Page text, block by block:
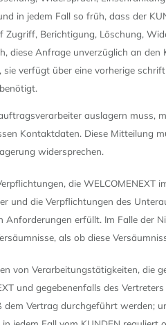
in jedem Fall so früh, dass der
Zugriff, Berichtigung, Löschung,
diese Anfrage unverzüglich an
verfügt über eine vorherige
auslagern
Kontaktdaten. Diese Mitteilung
widersprechen.
die
und die Verpflichtungen des
erfüllt. Im Falle
als ob diese
von Verarbeitungstätigkeiten, die
und gegebenenfalls des
dem Vertrag durchgeführt werden;